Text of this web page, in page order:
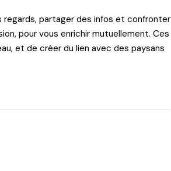
partager des infos et confronter
pour vous enrichir mutuellement. Ces
et de créer du lien avec des paysans